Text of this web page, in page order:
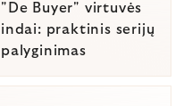
"De Buyer" virtuvės
indai: praktinis serijų
palyginimas